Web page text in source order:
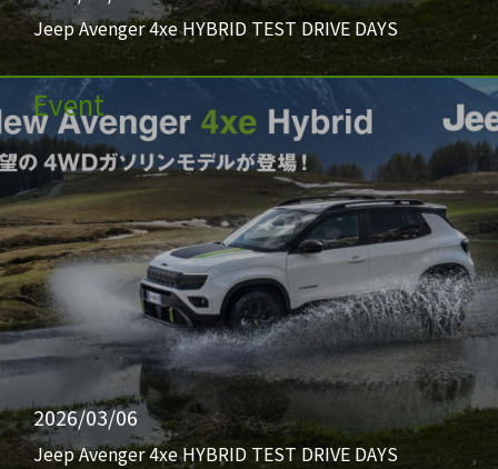
Jeep Avenger 4xe HYBRID TEST DRIVE DAYS
Event
2026/03/06
Jeep Avenger 4xe HYBRID TEST DRIVE DAYS